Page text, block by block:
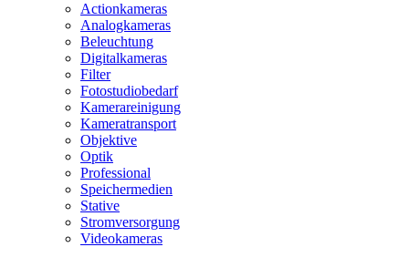
Actionkameras
Analogkameras
Beleuchtung
Digitalkameras
Filter
Fotostudiobedarf
Kamerareinigung
Kameratransport
Objektive
Optik
Professional
Speichermedien
Stative
Stromversorgung
Videokameras